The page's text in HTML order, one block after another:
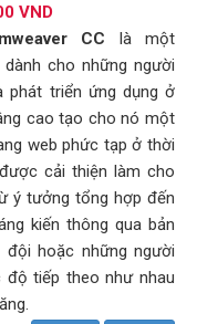
VND
CC là một
cho những người
phát triển ứng dụng ở
cao tạo cho nó một
web phức tạp ở thời
cải thiện làm cho
ý tưởng tổng hợp đến
kiến thông qua bản
đội hoặc những người
tiếp theo như nhau